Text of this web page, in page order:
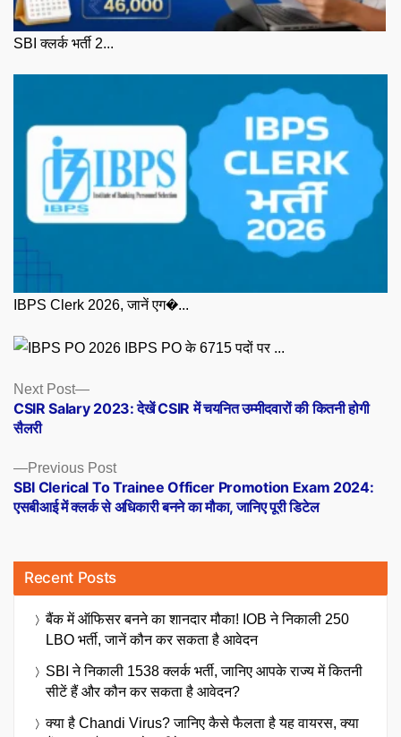
SBI क्लर्क भर्ती 2...
IBPS Clerk 2026, जानें एग�...
IBPS PO के 6715 पदों पर ...
Posts
navigation
Previous PostPrevious
post:
SBI Clerical To Trainee Officer Promotion Exam 2024:
एसबीआई में क्लर्क से अधिकारी बनने का मौका, जानिए पूरी डिटेल
Next Post
Next
post:
CSIR Salary 2023: देखें CSIR में चयनित उम्मीदवारों की कितनी होगी
सैलरी
Recent Posts
बैंक में ऑफिसर बनने का शानदार मौका! IOB ने निकाली 250
LBO भर्ती, जानें कौन कर सकता है आवेदन
SBI ने निकाली 1538 क्लर्क भर्ती, जानिए आपके राज्य में कितनी
सीटें हैं और कौन कर सकता है आवेदन?
क्या है Chandi Virus? जानिए कैसे फैलता है यह वायरस, क्या